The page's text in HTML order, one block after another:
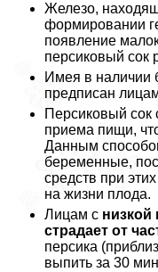
Железо,
формировании
появление
персиковый сок
Имея в наличии
предписан
Персиковый сок
приема пищи,
Данным
беременные,
средств при
на жизни плода.
Лицам с низкой
страдает от
персика
выпить за 30